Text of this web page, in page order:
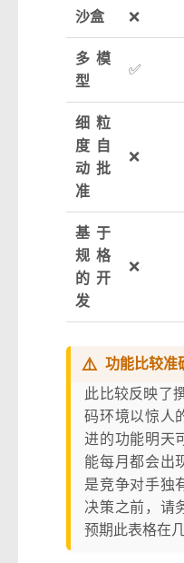
沙盒 ❌
多模
型
✅
细粒
度自
动批
准
❌
基于
规格
的开
发
❌
⚠️ 功能比较准
此比较反映了
码环境以惊人
进的功能明天
能每月都会出
是竞争对手独
决策之前，请
预期此表格在